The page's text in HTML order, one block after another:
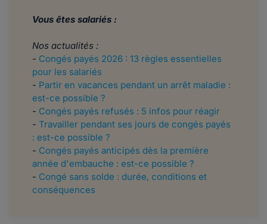
Vous êtes salariés :
Nos actualités :
- Congés payés 2026 : 13 règles essentielles
pour les salariés
- Partir en vacances pendant un arrêt maladie :
est-ce possible ?
- Congés payés refusés : 5 infos pour réagir
- Travailler pendant ses jours de congés payés
: est-ce possible ?
- Congés payés anticipés dès la première
année d'embauche : est-ce possible ?
- Congé sans solde : durée, conditions et
conséquences